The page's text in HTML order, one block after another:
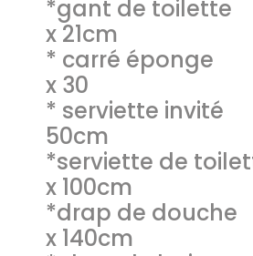
*gant de
x 21cm
* carré
x 30
* serviette
50cm
*serviette de
x 100cm
*drap de
x 140cm